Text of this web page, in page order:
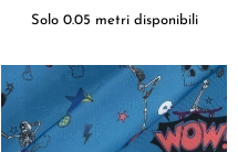
Solo 0.05 metri disponibili